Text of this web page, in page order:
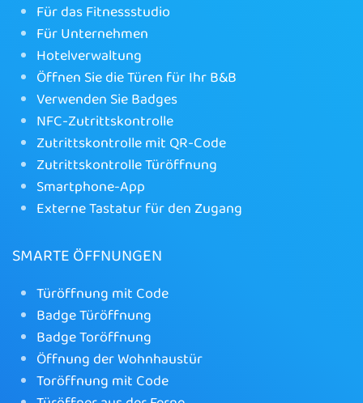
Für das Fitnessstudio
Für Unternehmen
Hotelverwaltung
Öffnen Sie die Türen für Ihr B&B
Verwenden Sie Badges
NFC-Zutrittskontrolle
Zutrittskontrolle mit QR-Code
Zutrittskontrolle Türöffnung
Smartphone-App
Externe Tastatur für den Zugang
SMARTE ÖFFNUNGEN
Türöffnung mit Code
Badge Türöffnung
Badge Toröffnung
Öffnung der Wohnhaustür
Toröffnung mit Code